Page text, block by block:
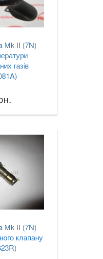
Mk II (7N)
газів
Mk II (7N)
клапану